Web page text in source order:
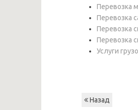
Перевозка
Перевозка
Перевозка
Перевозка
Услуги
Назад